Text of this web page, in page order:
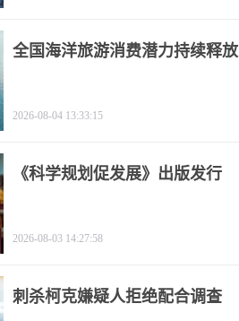
全国海洋旅游消费潜力持续释放
2026-08-04 13:33:15
《科学规划促发展》出版发行
2026-08-03 14:27:58
刺杀柯克嫌疑人拒绝配合调查